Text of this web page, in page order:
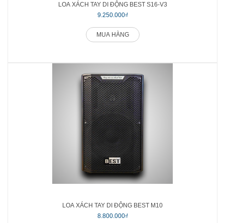
LOA XÁCH TAY DI ĐỘNG BEST S16-V3
9.250.000₫
MUA HÀNG
LOA XÁCH TAY DI ĐỘNG BEST M10
8.800.000₫